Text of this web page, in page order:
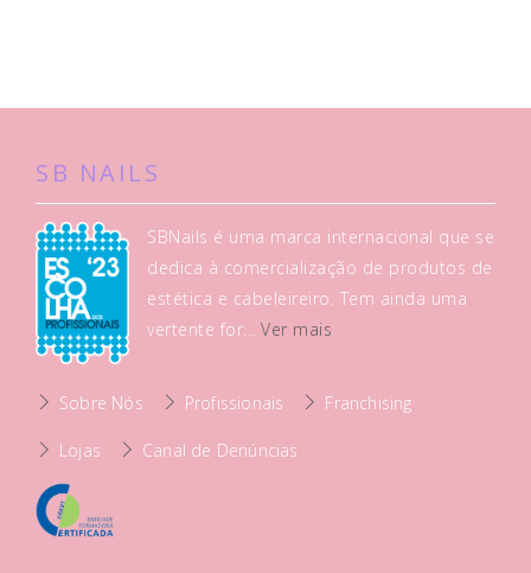
SB NAILS
SBNails é uma marca internacional que se
dedica à comercialização de produtos de
estética e cabeleireiro. Tem ainda uma
vertente for...Ver mais
Sobre Nós Profissionais Franchising
Lojas Canal de Denúncias